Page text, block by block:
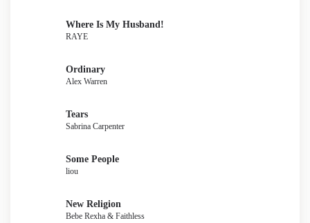
Where Is My Husband!
RAYE
Ordinary
Alex Warren
Tears
Sabrina Carpenter
Some People
liou
New Religion
Bebe Rexha & Faithless